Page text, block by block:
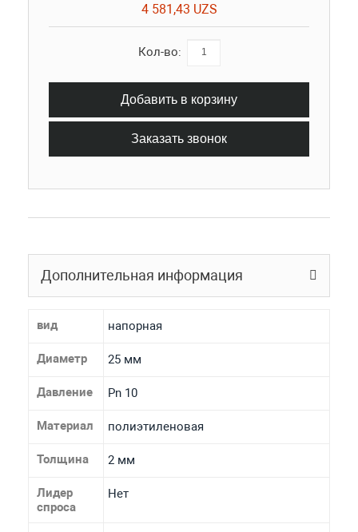
4 581,43 UZS
Кол-во:
Добавить в корзину
Заказать звонок
Дополнительная информация
вид напорная
Диаметр 25 мм
Давление Pn 10
Материал полиэтиленовая
Толщина 2 мм
Лидер
спроса
Нет